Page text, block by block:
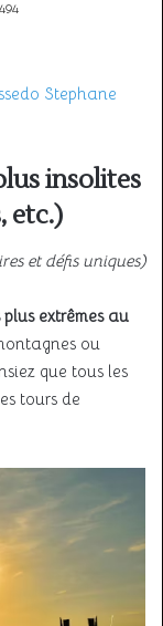
494
Stephane
insolites
etc.)
et défis uniques)
plus extrêmes au
ou
que tous les
tours de